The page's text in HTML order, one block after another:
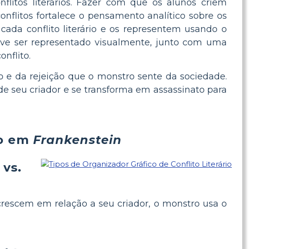
literários. Fazer com que os alunos criem
fortalece o pensamento analítico sobre os
conflito literário e os representem usando o
ser representado visualmente, junto com uma
da rejeição que o monstro sente da sociedade.
seu criador e se transforma em assassinato para
em Frankenstein
em relação a seu criador, o monstro usa o